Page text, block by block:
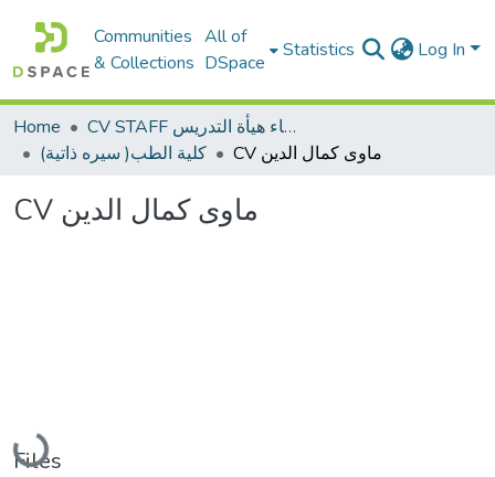
Communities
& Collections
All of
DSpace
Statistics Log In
Home
CV STAFF السيره الذاتية لأعضاء هيأة التدريس
(سيره ذاتية )كلية الطب
CV ماوى كمال الدين
CV ماوى كمال الدين
Loading...
Files